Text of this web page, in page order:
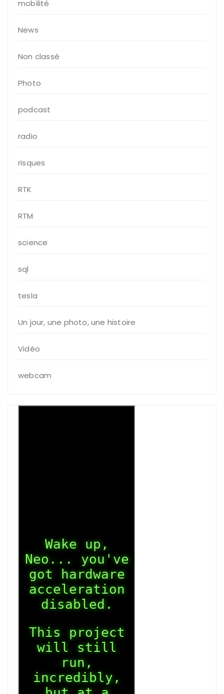
mobilité
News
Non classé
Photo
podcast
radio
risques
RTK
RTM
science
sql
tesla
Un jour, une photo, une histoire
Vidéo
webcam